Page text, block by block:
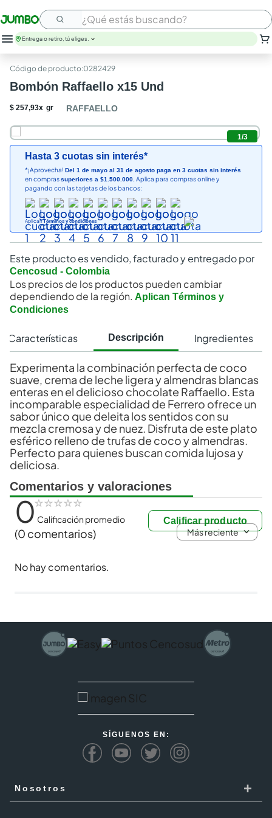
¿Qué estás buscando?
Entrega o retiro, tú eliges.
:0282429
Bombón Raffaello x15 Und
$ 257,93x gr RAFFAELLO
1/3
Hasta 3 cuotas sin interés*
*¡Aprovecha! Del 1 de mayo al 31 de agosto paga en 3 cuotas sin interés
en comprassuperiores a $1.500.000. Aplica para compras online y
pagando con las tarjetas de los bancos:
AplicanTérminos y condiciones
Este producto es vendido, facturado y entregado por
Cencosud - Colombia
Los precios de los productos pueden cambiar
dependiendo de la región. Aplican Términos y
Condiciones
Características Descripción Ingredientes
Experimenta la combinación perfecta de coco
suave, crema de leche ligera y almendras blancas
enteras en el delicioso chocolate Raffaello. Esta
incomparable especialidad de Ferrero ofrece un
sabor único que deleita los sentidos con su
mezcla cremosa y de nuez. Disfruta de este plato
esférico relleno de trufas de coco y almendras.
Perfecto para quienes buscan comida lujosa y
deliciosa.
Comentarios y valoraciones
Calificar producto
☆☆☆☆☆
0Calificación promedio
(0 comentarios) Más reciente
No hay comentarios.
SÍGUENOS EN:
Nosotros +